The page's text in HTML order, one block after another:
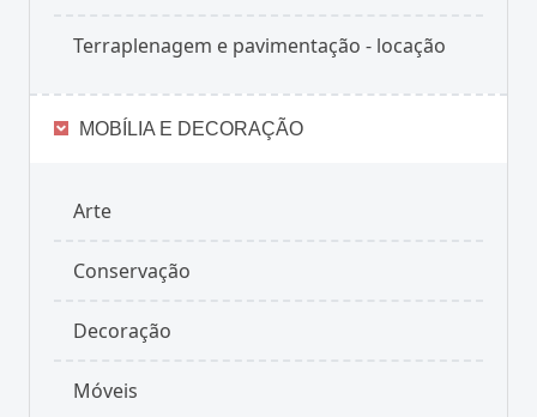
Terraplenagem e pavimentação - locação
MOBÍLIA E DECORAÇÃO
Arte
Conservação
Decoração
Móveis